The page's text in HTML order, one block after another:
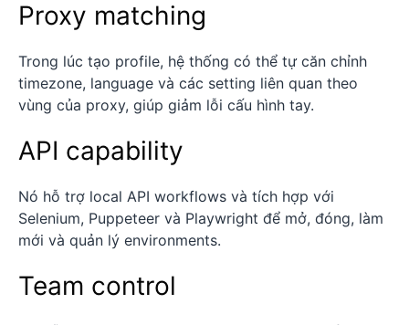
Proxy matching
Trong lúc tạo profile, hệ thống có thể tự căn chỉnh
timezone, language và các setting liên quan theo
vùng của proxy, giúp giảm lỗi cấu hình tay.
API capability
Nó hỗ trợ local API workflows và tích hợp với
Selenium, Puppeteer và Playwright để mở, đóng, làm
mới và quản lý environments.
Team control